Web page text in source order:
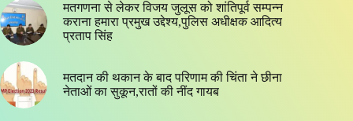
मतगणना से लेकर विजय जुलूस को शांतिपूर्व सम्पन्न
कराना हमारा प्रमुख उद्देश्य,पुलिस अधीक्षक आदित्य
प्रताप सिंह
मतदान की थकान के बाद परिणाम की चिंता ने छीना
नेताओं का सुकून,रातों की नींद गायब